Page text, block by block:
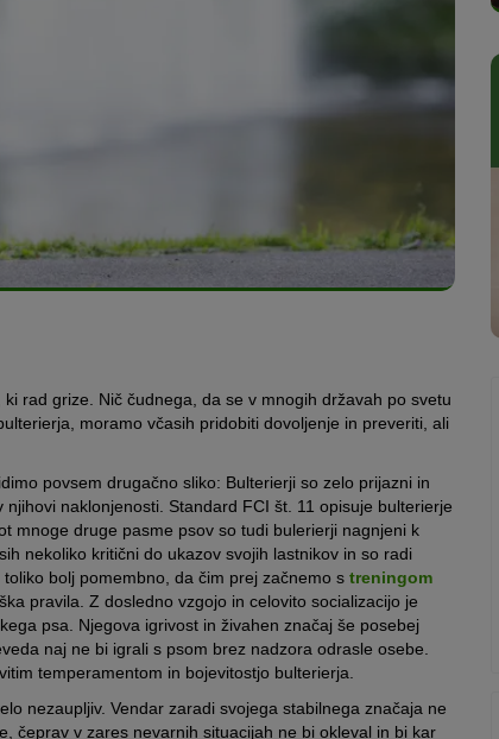
rad grize. Nič čudnega, da se v mnogih državah po svetu
moramo včasih pridobiti dovoljenje in preveriti, ali
povsem drugačno sliko: Bulterierji so zelo prijazni in
naklonjenosti. Standard FCI št. 11 opisuje bulterierje
mnoge druge pasme psov so tudi bulerierji nagnjeni k
nekoliko kritični do ukazov svojih lastnikov in so radi
bolj pomembno, da čim prej začnemo s treningom
pravila. Z dosledno vzgojo in celovito socializacijo je
psa. Njegova igrivost in živahen značaj še posebej
naj ne bi igrali s psom brez nadzora odrasle osebe.
temperamentom in bojevitostjo bulterierja.
nezaupljiv. Vendar zaradi svojega stabilnega značaja ne
čeprav v zares nevarnih situacijah ne bi okleval in bi kar